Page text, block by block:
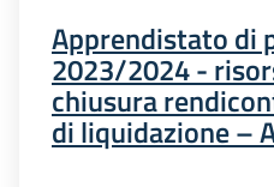
Apprendistato di
2023/2024 -
chiusura
di liquidazione –